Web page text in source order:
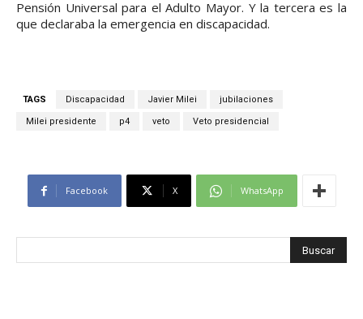
Pensión Universal para el Adulto Mayor. Y la tercera es la
que declaraba la emergencia en discapacidad.
TAGS Discapacidad Javier Milei jubilaciones
Milei presidente p4 veto Veto presidencial
Facebook X WhatsApp